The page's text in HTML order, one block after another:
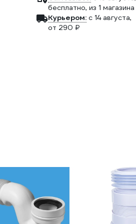
бесплатно, из 1 магазина
Курьером: c 14 августа,
от 290 ₽